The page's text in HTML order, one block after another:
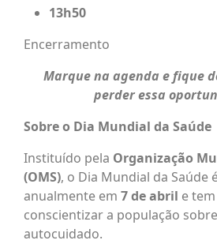
13h50
Encerramento
Marque na agenda e fique
perder essa
Sobre o Dia Mundial da Saúde
Instituído pela Organização
(OMS), o Dia Mundial da Saúde
anualmente em 7 de abril e
conscientizar a população
autocuidado.